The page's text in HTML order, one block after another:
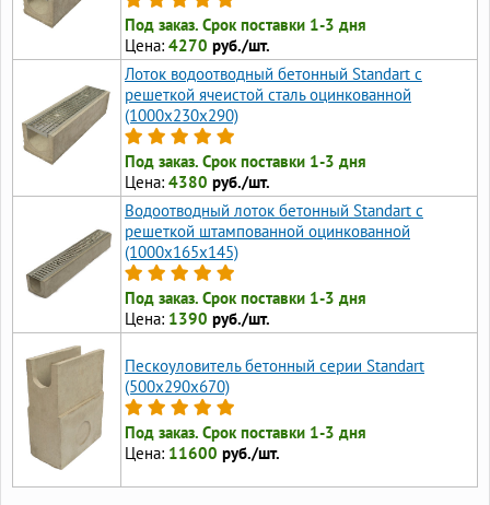
Под заказ. Срок поставки 1-3 дня
Цена: 4270 руб./шт.
Лоток водоотводный бетонный Standart с
решеткой ячеистой сталь оцинкованной
(1000x230x290)
Под заказ. Срок поставки 1-3 дня
Цена: 4380 руб./шт.
Водоотводный лоток бетонный Standart с
решеткой штампованной оцинкованной
(1000x165x145)
Под заказ. Срок поставки 1-3 дня
Цена: 1390 руб./шт.
Пескоуловитель бетонный серии Standart
(500x290x670)
Под заказ. Срок поставки 1-3 дня
Цена: 11600 руб./шт.